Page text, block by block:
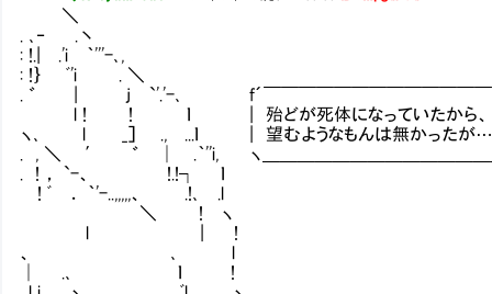
＼
. ､‐ .丶
: !.| .'i ｀'''-､,
: !｝ ﾞ'i . ＼
. ゛ | j `'.'-､ f´￣￣￣￣￣￣￣￣￣￣￣￣￣￣
l ! ! ｌ | 殆どが死体になっていたか
ヽ､ l _］ ., ...ｌ | 望むようなもんは無かった
. , ＼ ′ ゛ │ .｀''i, ヽ＿＿＿＿＿＿＿＿＿＿＿＿＿
. ! ， `-、 !.!┐ ｌ
! ﾞ ． ｀'-..,,,,,、 .!､ .l
＼ ! ヽ
l | !
、 ､ l
│ .､ ｌ !